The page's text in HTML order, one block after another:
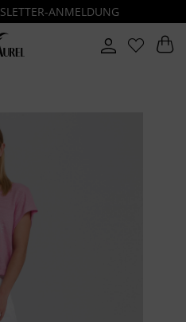
ANMELDUNG